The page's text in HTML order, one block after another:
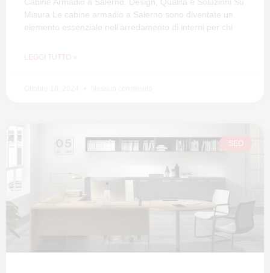
Misura Le cabine armadio a Salerno sono diventate un
elemento essenziale nell’arredamento di interni per chi
LEGGI TUTTO »
SEO